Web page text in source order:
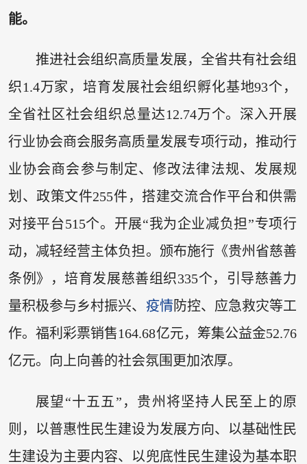
能。
推进社会组织高质量发展，全省共有社会组
织1.4万家，培育发展社会组织孵化基地93个，
全省社区社会组织总量达12.74万个。深入开展
行业协会商会服务高质量发展专项行动，推动行
业协会商会参与制定、修改法律法规、发展规
划、政策文件255件，搭建交流合作平台和供需
对接平台515个。开展“我为企业减负担”专项行
动，减轻经营主体负担。颁布施行《贵州省慈善
条例》，培育发展慈善组织335个，引导慈善力
量积极参与乡村振兴、 疫情防控、应急救灾等工
作。福利彩票销售164.68亿元，筹集公益金52.76
亿元。向上向善的社会氛围更加浓厚。
展望“十五五”，贵州将坚持人民至上的原
则，以普惠性民生建设为发展方向、以基础性民
生建设为主要内容、以兜底性民生建设为基本职